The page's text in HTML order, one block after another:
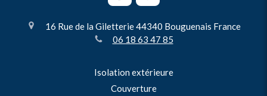
16 Rue de la Giletterie44340 Bouguenais France
06 18 63 47 85
Isolation extérieure
Couverture